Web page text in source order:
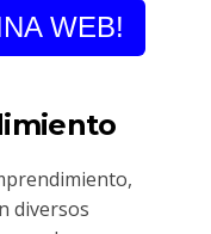
WEB!
diversos